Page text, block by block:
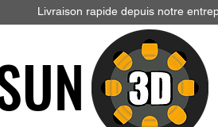
Livraison rapide depuis notre